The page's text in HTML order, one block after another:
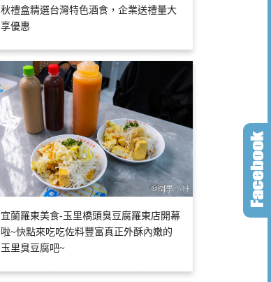
秋禮盒精選台灣特色酒食，企業送禮量大
享優惠
宜蘭羅東美食-玉里橋頭臭豆腐羅東店開幕
啦~快點來吃吃佐料豐富真正外酥內嫩的
玉里臭豆腐吧~